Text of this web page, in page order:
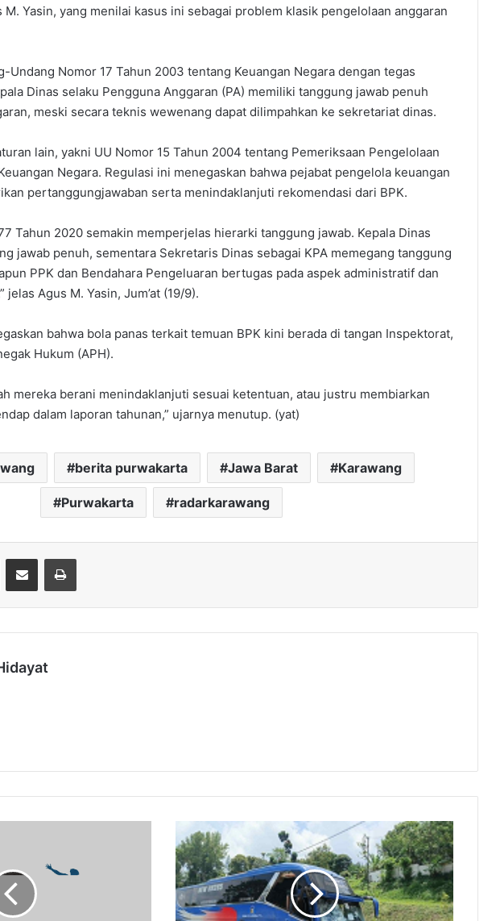
M. Yasin, yang menilai kasus ini sebagai problem klasik pengelolaan anggaran
Undang Nomor 17 Tahun 2003 tentang Keuangan Negara dengan tegas
Dinas selaku Pengguna Anggaran (PA) memiliki tanggung jawab penuh
meski secara teknis wewenang dapat dilimpahkan ke sekretariat dinas.
lain, yakni UU Nomor 15 Tahun 2004 tentang Pemeriksaan Pengelolaan
Negara. Regulasi ini menegaskan bahwa pejabat pengelola keuangan
pertanggungjawaban serta menindaklanjuti rekomendasi dari BPK.
Tahun 2020 semakin memperjelas hierarki tanggung jawab. Kepala Dinas
jawab penuh, sementara Sekretaris Dinas sebagai KPA memegang tanggung
PPK dan Bendahara Pengeluaran bertugas pada aspek administratif dan
jelas Agus M. Yasin, Jum’at (19/9).
bahwa bola panas terkait temuan BPK kini berada di tangan Inspektorat,
Hukum (APH).
mereka berani menindaklanjuti sesuai ketentuan, atau justru membiarkan
dalam laporan tahunan,” ujarnya menutup. (yat)
berita purwakarta Jawa Barat Karawang
Purwakarta radarkarawang
Share via Email Print
‎Mobil
Derek
Jasa
Marga
Terlibat
Kecelakaan